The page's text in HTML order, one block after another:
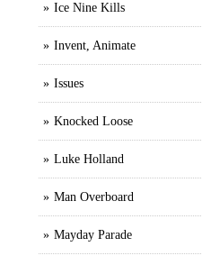
Ice Nine Kills
Invent, Animate
Issues
Knocked Loose
Luke Holland
Man Overboard
Mayday Parade